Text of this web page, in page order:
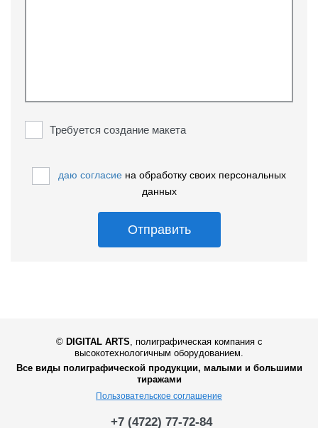
Требуется создание макета
даю согласие на обработку своих персональных
данных
Отправить
© DIGITAL ARTS
полиграфическая компания с
высокотехнологичным оборудованием.
Все виды полиграфической продукции, малыми и большими
тиражами
Пользовательское соглашение
+7 (4722) 77-72-84